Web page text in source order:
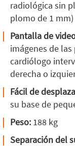
radiológica sin
plomo de 1 mm)
Pantalla de
imágenes de
cardiólogo
derecha o
Fácil de
su base de
Peso: 188 kg
Separación del